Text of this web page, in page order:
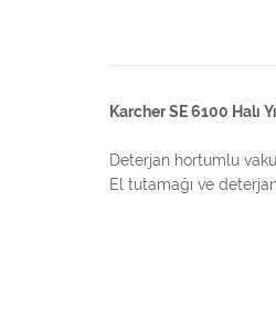
Karcher SE 6100 Halı
Deterjan hortumlu
El tutamağı ve